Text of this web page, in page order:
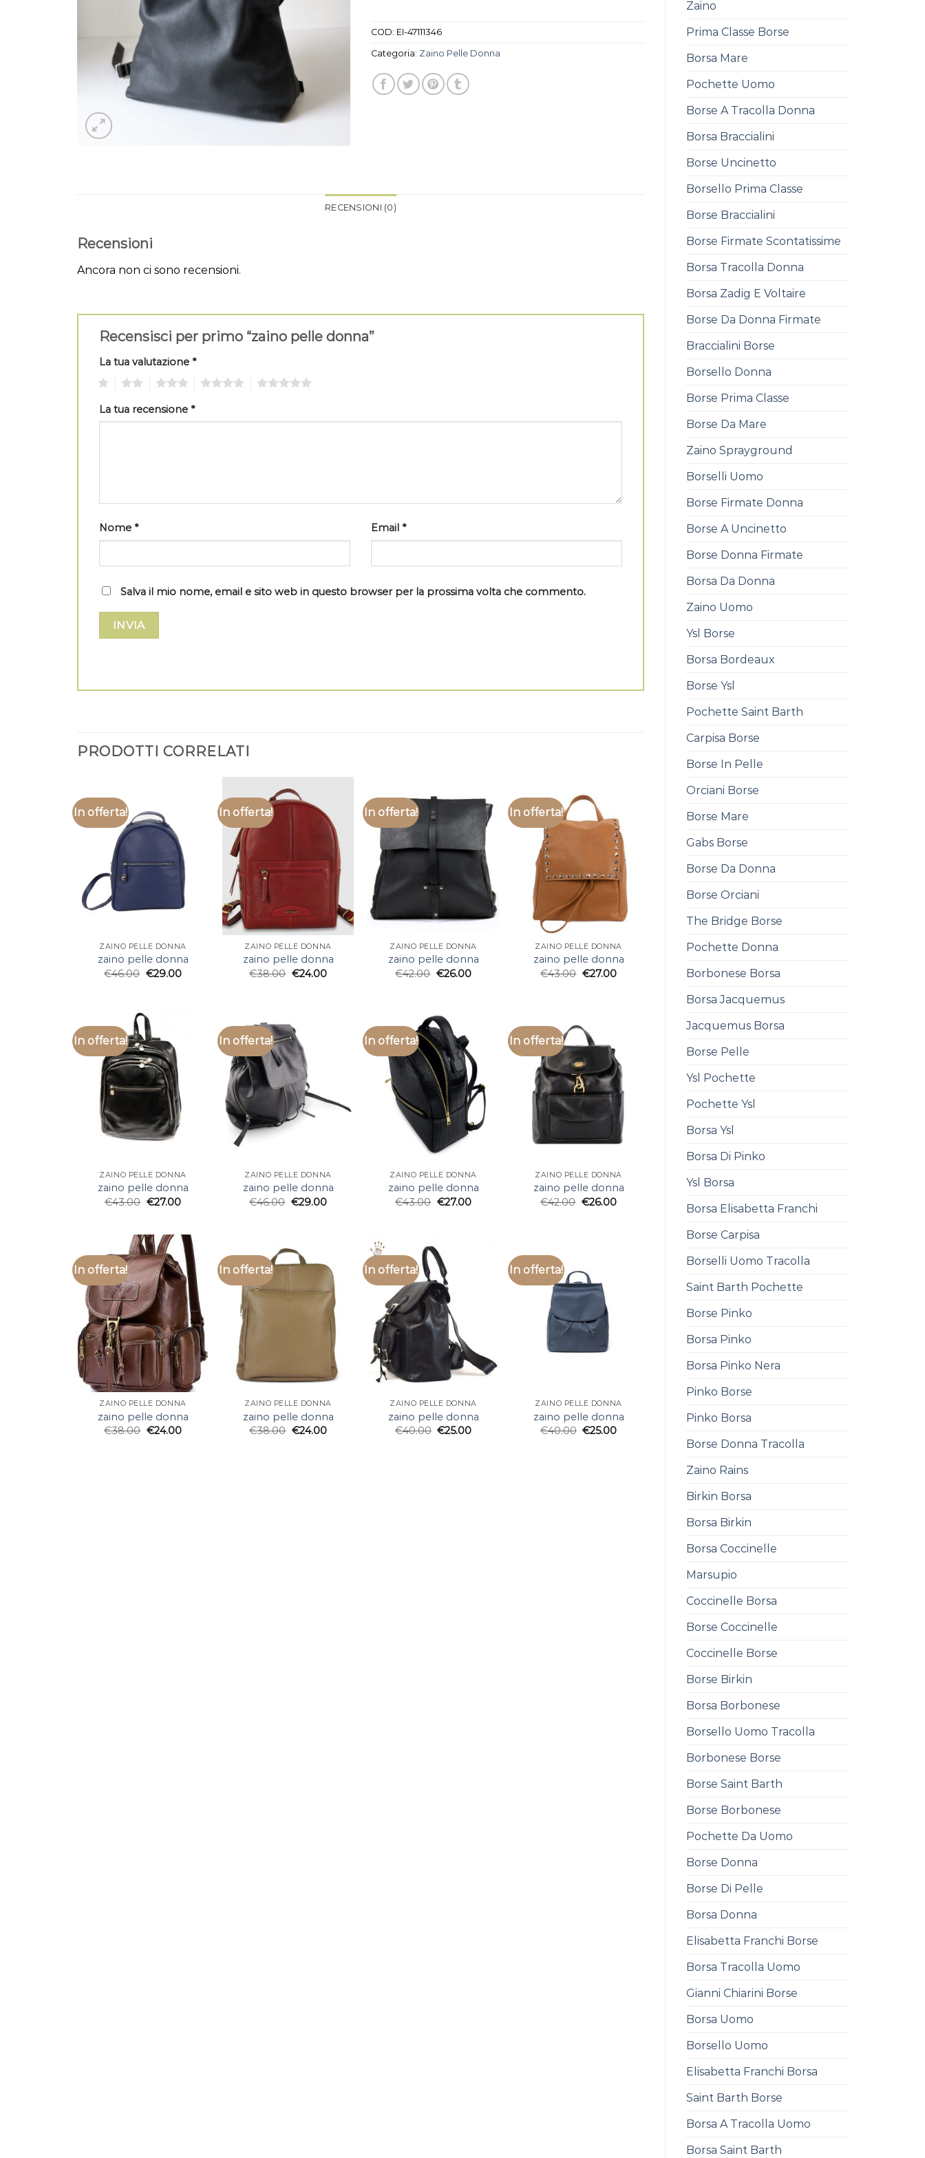
Zaino
Prima Classe Borse
Borsa Mare
Pochette Uomo
Borse A Tracolla Donna
Borsa Braccialini
Borse Uncinetto
Borsello Prima Classe
Borse Braccialini
Borse Firmate Scontatissime
Borsa Tracolla Donna
Borsa Zadig E Voltaire
Borse Da Donna Firmate
Braccialini Borse
Borsello Donna
Borse Prima Classe
Borse Da Mare
Zaino Sprayground
Borselli Uomo
Borse Firmate Donna
Borse A Uncinetto
Borse Donna Firmate
Borsa Da Donna
Zaino Uomo
Ysl Borse
Borsa Bordeaux
Borse Ysl
Pochette Saint Barth
Carpisa Borse
Borse In Pelle
Orciani Borse
Borse Mare
Gabs Borse
Borse Da Donna
Borse Orciani
The Bridge Borse
Pochette Donna
Borbonese Borsa
Borsa Jacquemus
Jacquemus Borsa
Borse Pelle
Ysl Pochette
Pochette Ysl
Borsa Ysl
Borsa Di Pinko
Ysl Borsa
Borsa Elisabetta Franchi
Borse Carpisa
Borselli Uomo Tracolla
Saint Barth Pochette
Borse Pinko
Borsa Pinko
Borsa Pinko Nera
Pinko Borse
Pinko Borsa
Borse Donna Tracolla
Zaino Rains
Birkin Borsa
Borsa Birkin
Borsa Coccinelle
Marsupio
Coccinelle Borsa
Borse Coccinelle
Coccinelle Borse
Borse Birkin
Borsa Borbonese
Borsello Uomo Tracolla
Borbonese Borse
Borse Saint Barth
Borse Borbonese
Pochette Da Uomo
Borse Donna
Borse Di Pelle
Borsa Donna
Elisabetta Franchi Borse
Borsa Tracolla Uomo
Gianni Chiarini Borse
Borsa Uomo
Borsello Uomo
Elisabetta Franchi Borsa
Saint Barth Borse
Borsa A Tracolla Uomo
Borsa Saint Barth
COD: EI-47111346
Categoria: Zaino Pelle Donna
RECENSIONI (0)
Recensioni
Ancora non ci sono recensioni.
Recensisci per primo “zaino pelle donna”
La tua valutazione *
La tua recensione *
Nome * Email *
Salva il mio nome, email e sito web in questo browser per la prossima volta che commento.
PRODOTTI CORRELATI
In offerta!
ZAINO PELLE DONNA
zaino pelle donna
€46.00 €29.00
In offerta!
ZAINO PELLE DONNA
zaino pelle donna
€38.00 €24.00
In offerta!
ZAINO PELLE DONNA
zaino pelle donna
€42.00 €26.00
In offerta!
ZAINO PELLE DONNA
zaino pelle donna
€43.00 €27.00
In offerta!
ZAINO PELLE DONNA
zaino pelle donna
€43.00 €27.00
In offerta!
ZAINO PELLE DONNA
zaino pelle donna
€46.00 €29.00
In offerta!
ZAINO PELLE DONNA
zaino pelle donna
€43.00 €27.00
In offerta!
ZAINO PELLE DONNA
zaino pelle donna
€42.00 €26.00
In offerta!
ZAINO PELLE DONNA
zaino pelle donna
€38.00 €24.00
In offerta!
ZAINO PELLE DONNA
zaino pelle donna
€38.00 €24.00
In offerta!
ZAINO PELLE DONNA
zaino pelle donna
€40.00 €25.00
In offerta!
ZAINO PELLE DONNA
zaino pelle donna
€40.00 €25.00